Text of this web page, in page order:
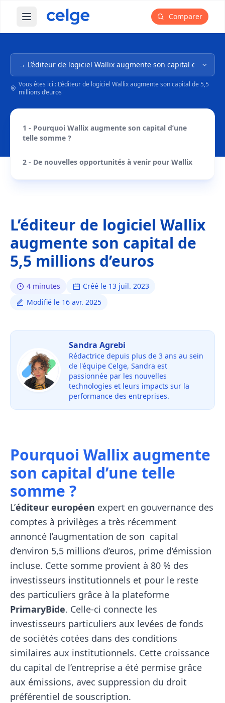
Ouvrir le menu principal Comparer
Navigation dans l'arborescence
Vous êtes ici : L’éditeur de logiciel Wallix augmente son capital de 5,5
millions d’euros
1 - Pourquoi Wallix augmente son capital d’une
telle somme ?
2 - De nouvelles opportunités à venir pour Wallix
L’éditeur de logiciel Wallix
augmente son capital de
5,5 millions d’euros
4 minutes
Créé le 13 juil. 2023
Modifié le 16 avr. 2025
Sandra Agrebi
Rédactrice depuis plus de 3 ans au sein
de l'équipe Celge, Sandra est
passionnée par les nouvelles
technologies et leurs impacts sur la
performance des entreprises.
Pourquoi Wallix augmente
son capital d’une telle
somme ?
L’éditeur européen expert en gouvernance des
comptes à privilèges a très récemment
annoncé l’augmentation de son capital
d’environ 5,5 millions d’euros, prime d’émission
incluse. Cette somme provient à 80 % des
investisseurs institutionnels et pour le reste
des particuliers grâce à la plateforme
PrimaryBide. Celle-ci connecte les
investisseurs particuliers aux levées de fonds
de sociétés cotées dans des conditions
similaires aux institutionnels. Cette croissance
du capital de l’entreprise a été permise grâce
aux émissions, avec suppression du droit
préférentiel de souscription.